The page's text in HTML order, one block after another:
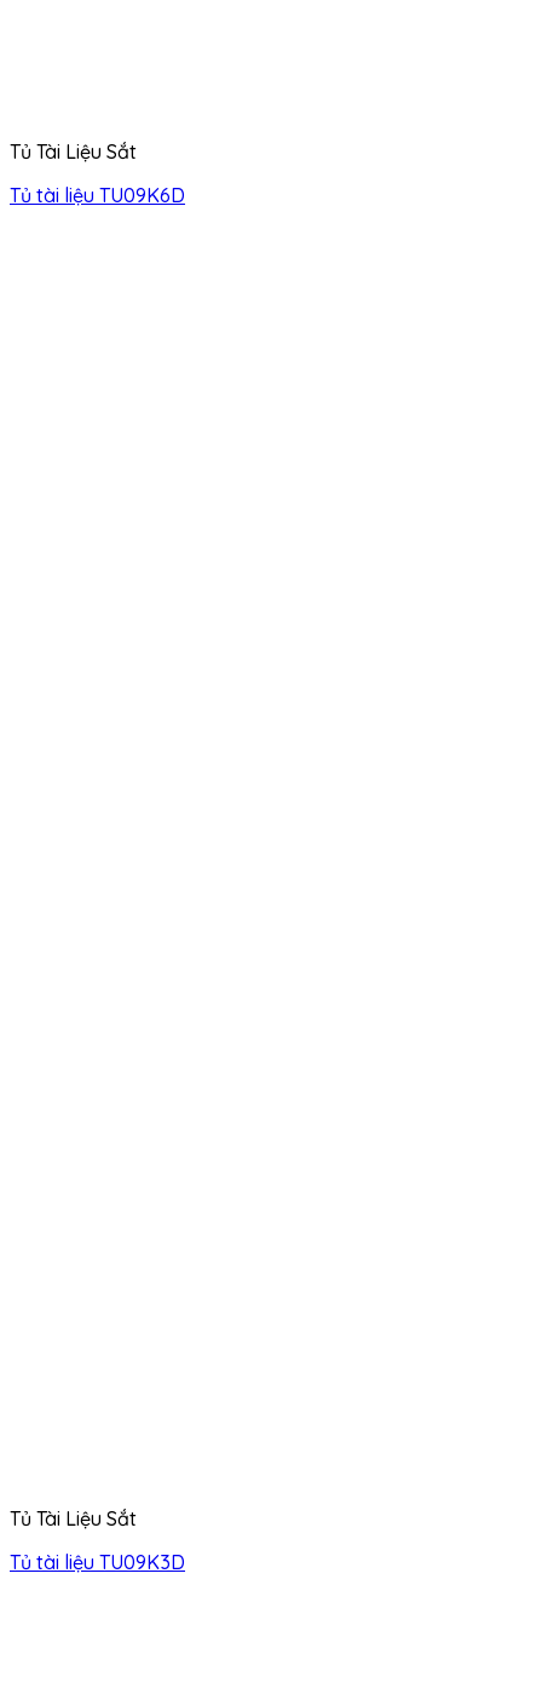
Tủ Tài Liệu Sắt
Tủ tài liệu TU09K6D
Tủ Tài Liệu Sắt
Tủ tài liệu TU09K3D